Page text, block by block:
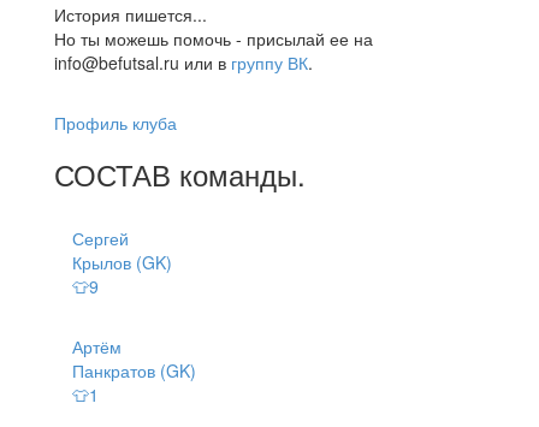
История пишется...
Но ты можешь помочь - присылай ее на
info@befutsal.ru или в группу ВК.
Профиль клуба
СОСТАВ команды.
Сергей
Крылов (GK)
👕9
Артём
Панкратов (GK)
👕1